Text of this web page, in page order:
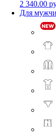
2 340.00
Для